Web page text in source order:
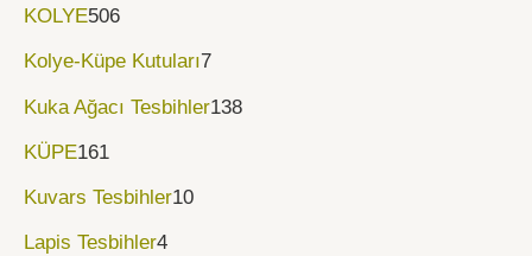
KOLYE506
Kolye-Küpe Kutuları7
Kuka Ağacı Tesbihler138
KÜPE161
Kuvars Tesbihler10
Lapis Tesbihler4